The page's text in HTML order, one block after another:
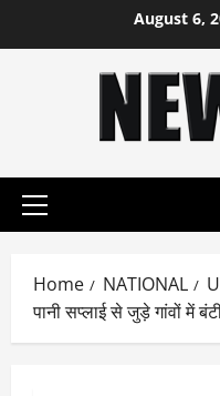
August 6,
Primary
Home NATIONAL
पानी सप्लाई से जुड़े गांवों में